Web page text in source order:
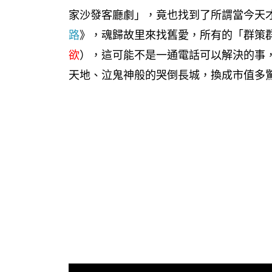
家沙發客廳劇」，竟也找到了所謂當今天
路》，魂歸故里來找舊愛，所有的「群策
欲），這可能不是一通電話可以解決的
天地、泣鬼神般的哭倒長城，換成市值多